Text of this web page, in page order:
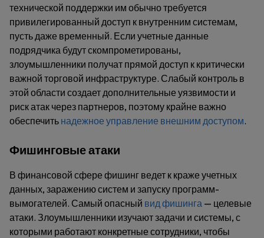
технической поддержки им обычно требуется
привилегированный доступ к внутренним системам,
пусть даже временный. Если учетные данные
подрядчика будут скомпрометированы,
злоумышленники получат прямой доступ к критически
важной торговой инфраструктуре. Слабый контроль в
этой области создает дополнительные уязвимости и
риск атак через партнеров, поэтому крайне важно
обеспечить надежное управление внешним доступом.
Фишинговые атаки
В финансовой сфере фишинг ведет к краже учетных
данных, заражению систем и запуску программ-
вымогателей. Самый опасный вид фишинга — целевые
атаки. Злоумышленники изучают задачи и системы, с
которыми работают конкретные сотрудники, чтобы